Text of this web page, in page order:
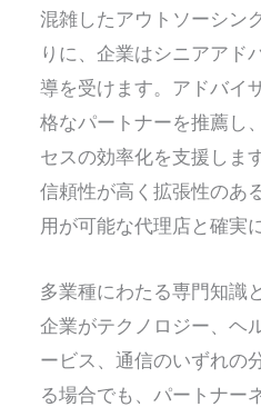
混雑したアウトソーシン
りに、企業はシニアアド
導を受けます。アドバイ
格なパートナーを推薦し
セスの効率化を支援しま
信頼性が高く拡張性のあ
用が可能な代理店と確実
多業種にわたる専門知識
企業がテクノロジー、ヘ
ービス、通信のいずれの
る場合でも、パートナー